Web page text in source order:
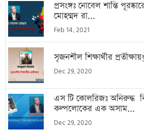
প্রসংঙ্গঃ নোবেল শান্তি
মোহম্মদ রা...
Feb 14, 2021
সৃজনশীল শিক্ষার্থীর
Dec 29, 2020
এস টি কোলরিজঃ অনিরুদ্ধ
কল্পলোকের এক অসাম...
Dec 29, 2020